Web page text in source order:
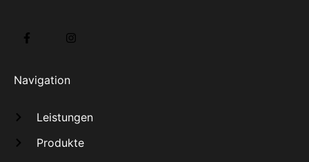
Navigation
Leistungen
Produkte